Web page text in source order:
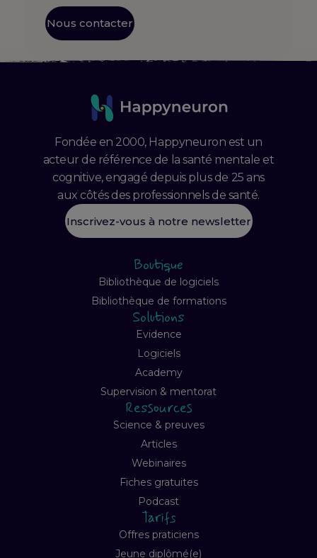
Nous contacter
Fondée en 2000, Happyneuron est un
acteur de référence de la santé mentale et
cognitive, engagé depuis plus de 25 ans
aux côtés des professionnels de santé.
Inscrivez-vous à notre newsletter
Boutique
Bibliothèque de logiciels
Bibliothèque de formations
Solutions
Evidence
Logiciels
Academy
Supervision & mentorat
Ressources
Science & preuves
Articles
Webinaires
Fiches gratuites
Podcast
Tarifs
Offres praticiens
Jeune diplômé(e)